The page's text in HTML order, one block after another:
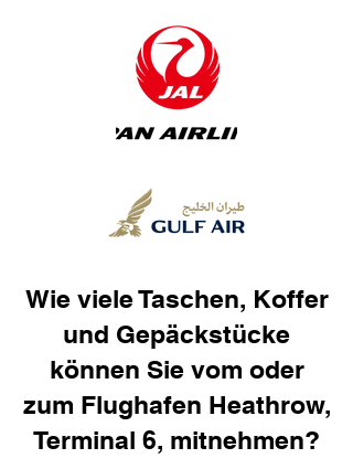
Wie viele Taschen, Koffer
und Gepäckstücke
können Sie vom oder
zum Flughafen Heathrow,
Terminal 6, mitnehmen?